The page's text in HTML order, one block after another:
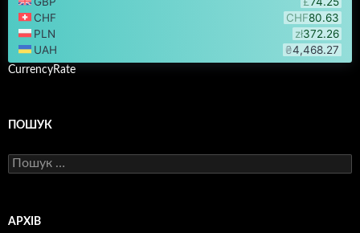
CurrencyRate
ПОШУК
Пошук:
АРХІВ